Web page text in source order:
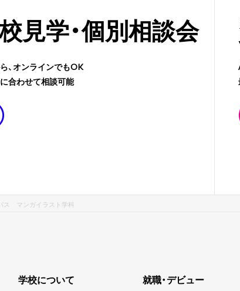
見学・個別相談会
、オンラインでもOK
合わせて相談可能
ス マンガイラスト学科
学校について 就職・デビュー